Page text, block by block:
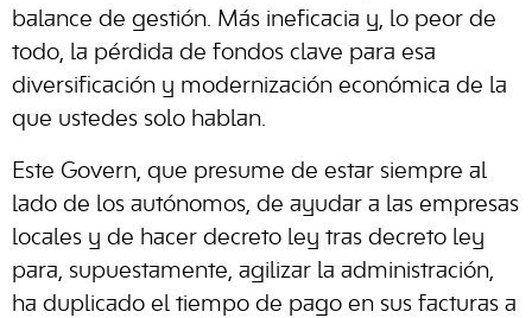
balance de gestión. Más ineficacia y, lo peor de
todo, la pérdida de fondos clave para esa
diversificación y modernización económica de la
que ustedes solo hablan.
Este Govern, que presume de estar siempre al
lado de los autónomos, de ayudar a las empresas
locales y de hacer decreto ley tras decreto ley
para, supuestamente, agilizar la administración,
ha duplicado el tiempo de pago en sus facturas a